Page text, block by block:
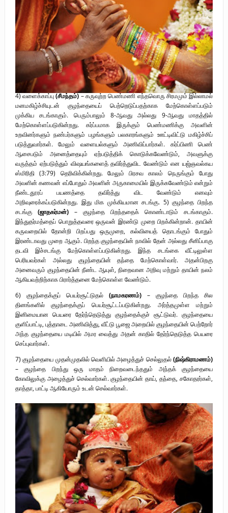
4) வளைக்காப்பு(சீமந்தம்)– கருவுற்ற பெண்மணி எந்தவொரு சிரமமும் இல்லாமல்
மனமகிழ்ச்சியுடன் குழந்தையைப் பெற்றெடுப்பதற்காக மேற்கொள்ளப்படும்
முக்கிய சடங்காகும். பெரும்பாலும் 8-ஆவது அல்லது 9-ஆவது மாதத்தில்
மேற்கொள்ளப்படுகின்றது. கர்ப்பமாக இருக்கும் பெண்மணிக்கு அவளின்
உறவினர்களும் நண்பர்களும் பழங்களும் பலகாரங்களும் ஊட்டிவிட்டு மகிழ்ச்சிப்
படுத்துவார்கள். மேலும் வளையல்களும் அணிவிப்பார்கள். கர்ப்பிணி பெண்
ஆசைபடும் அனைத்தையும் ஏற்படுத்திக் கொடுக்கவேண்டும், அவளுக்கு
வருத்தம் ஏற்படுத்தும் விஷயங்களைத் தவிர்த்துவிட வேண்டும் என யஜ்ஞவல்கய
ஸ்மிரிதி (3:79) தெரிவிக்கின்றது. மேலும் பிரசவ காலம் நெருங்கும் போது
அவளின் கணவன் எப்போதும் அவளின் அருகாமையில் இருக்கவேண்டும் என்றும்
நீண்டதூரப் பயணத்தை தவிர்த்து விட வேண்டும் எனவும்
அறிவுரைக்கப்படுகின்றது. இது மிக முக்கியமான சடங்கு. 5) குழந்தை பிறந்த
சடங்கு (ஜாதகர்மன்)– குழந்தை பிறந்ததைக் கொண்டாடும் சடங்காகும்.
இந்துதர்மத்தைப் பொறுத்தவரை ஒருவன் இரண்டு முறை பிறக்கின்றான். தாயின்
கருவறையில் தோன்றி பிறப்பது ஒருமுறை, கல்வியைத் தொடங்கும் போதும்
இரண்டாவது முறை ஆகும். பிறந்த குழந்தையின் நாவில் தேன் அல்லது சீனிப்பாகு
தடவி இச்சடங்கு மேற்கொள்ளப்படுகின்றது. இந்த சடங்கை வீட்டிலுள்ள
பெரியவர்கள் அல்லது குழந்தையின் தந்தை மேற்கொள்வார். அதன்பிறகு
அனைவரும் குழந்தையின் நீண்ட ஆயுள், நிறைவான அறிவு மற்றும் தாயின் நலம்
ஆகியவற்றிற்காக பிரார்த்தனை மேற்கொள்ள வேண்டும்.
6) குழந்தைக்குப் பெயர்சூட்டுதல் (நாமகரணம்) – குழந்தை பிறந்த சில
தினங்களில் குழந்தைக்குப் பெயர்சூட்டப்படுகின்றது. அர்த்தமுள்ள மற்றும்
இனிமையான பெயரை தேர்ந்தெடுத்து குழந்தைக்குச் சூட்டுவர். குழந்தையை
குளிப்பாட்டி, புத்தாடை அணிவித்து, வீட்டு பூஜை அறையில் குழந்தையின் பெற்றோர்
அந்த குழந்தையை மடியில் அமர வைத்து அதன் காதில் தேர்ந்தெடுத்த பெயரை
செப்புவார்கள்.
7) குழந்தையை முதன்முதலில் வெளியில் அழைத்துச் செல்லுதல்(நிஷ்கிராமணம்)
– குழந்தை பிறந்து ஒரு மாதம் நிறைவடைந்ததும் அந்தக் குழந்தையை
கோவிலுக்கு அழைத்துச் செல்வார்கள். குழந்தையின் தாய், தந்தை, சகோதரர்கள்,
தாத்தா, பாட்டி ஆகியோரும் உடன் செல்வார்கள்.